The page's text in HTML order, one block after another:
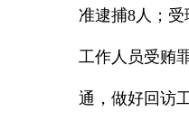
准逮捕8人；受
工作人员受贿
通，做好回访